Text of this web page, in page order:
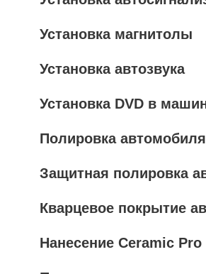
Установка магнитолы
Установка автозвука
Установка DVD в
Полировка автомобиля
Защитная полировка
Кварцевое покрытие
Нанесение Ceramic Pro